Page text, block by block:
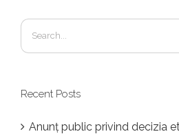
Search
for:
Recent Posts
Anunț public privind decizia